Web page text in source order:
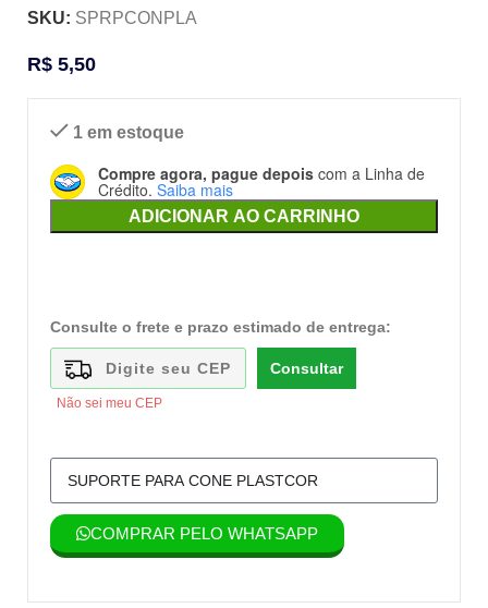
SKU: SPRPCONPLA
R$ 5,50
1 em estoque
Compre agora, pague depois com a Linha de
Crédito. Saiba mais
ADICIONAR AO CARRINHO
Consulte o frete e prazo estimado de entrega:
Consultar
Não sei meu CEP
COMPRAR PELO WHATSAPP